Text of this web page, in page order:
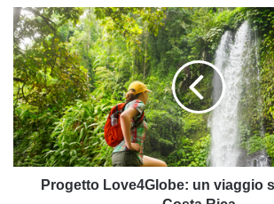
Progetto
Love4Globe:
un
viaggio
sostenibile
in
Costa
Rica
Progetto Love4Globe: un viaggio